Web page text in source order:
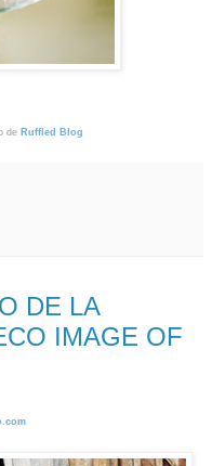
de Ruffled Blog
DE LA
IMAGE OF